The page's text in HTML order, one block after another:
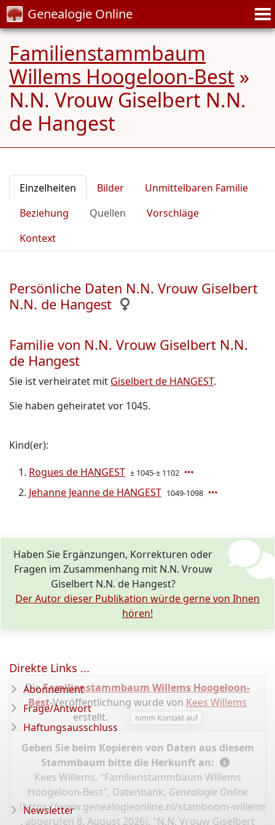
Genealogie Online
Familienstammbaum
Willems Hoogeloon-Best »
N.N. Vrouw Giselbert N.N.
de Hangest
Einzelheiten Bilder
Unmittelbaren Familie
Beziehung
Quellen
Vorschläge
Kontext
Persönliche Daten N.N. Vrouw Giselbert
N.N. de Hangest
Familie von N.N. Vrouw Giselbert N.N.
de Hangest
Sie ist verheiratet mit Giselbert de HANGEST.
Sie haben geheiratet vor 1045.
Kind(er):
Rogues de HANGEST ± 1045-± 1102
Jehanne Jeanne de HANGEST 1049-1098
Haben Sie Ergänzungen, Korrekturen oder
Fragen im Zusammenhang mit N.N. Vrouw
Giselbert N.N. de Hangest?
Der Autor dieser Publikation würde gerne von Ihnen
hören!
DieFamilienstammbaum Willems Hoogeloon-
Best-Veröffentlichung wurde von Kees Willems
erstellt.
nimm Kontakt auf
Geben Sie beim Kopieren von Daten aus diesem
Stammbaum bitte die Herkunft an:
Kees Willems, "Familienstammbaum Willems
Hoogeloon-Best", Datenbank, Genealogie Online
(https://www.genealogieonline.nl/stamboom-willems-
: abgerufen 8. August 2026), "N.N. Vrouw Giselbert
Direkte Links ...
Abonnement
Frage/Antwort
Haftungsausschluss
Newsletter